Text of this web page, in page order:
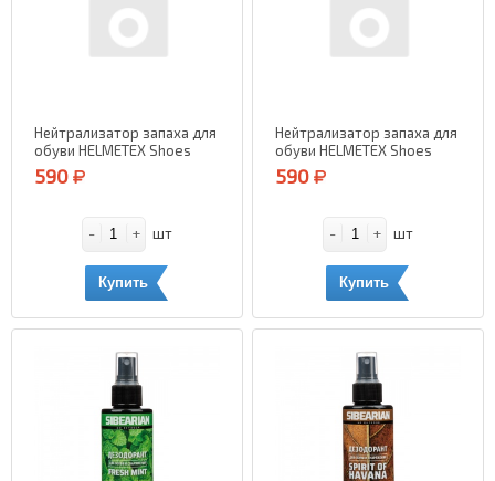
Нейтрализатор запаха для
обуви HELMETEX Shoes
(Лаванда и Орхидея) 100
мл.
590
- + шт
Купить
Нейтрализатор запаха для
обуви HELMETEX Shoes
(Чай и Мята) 100 мл.
590
- + шт
Купить